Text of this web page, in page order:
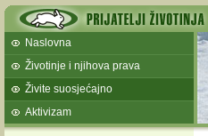
Naslovna
Životinje i njihova prava
Živite suosjećajno
Aktivizam